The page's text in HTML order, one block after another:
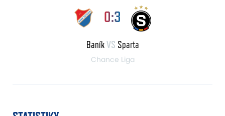
0:3
BaníkVS Sparta
Chance Liga